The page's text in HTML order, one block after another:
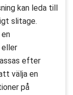
kan leda till
slitage.
eller
efter
välja en
på